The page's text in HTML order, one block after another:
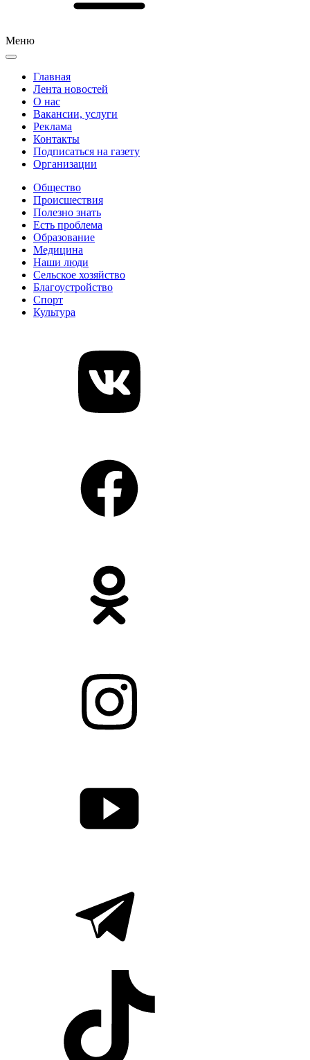
Меню
Главная
Лента новостей
О нас
Вакансии, услуги
Реклама
Контакты
Подписаться на газету
Организации
Общество
Происшествия
Полезно знать
Есть проблема
Образование
Медицина
Наши люди
Сельское хозяйство
Благоустройство
Спорт
Культура